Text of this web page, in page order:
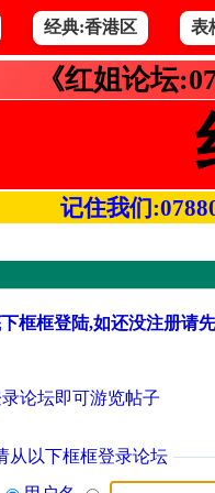
经典:香港区 表
《红姐论坛
记住我们
框框登陆,如还没注册请
论坛即可游览帖子
从以下框框登录论坛